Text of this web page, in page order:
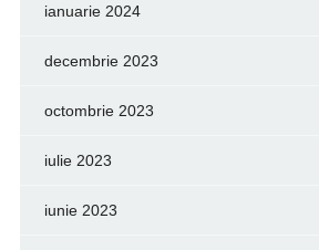
ianuarie 2024
decembrie 2023
octombrie 2023
iulie 2023
iunie 2023